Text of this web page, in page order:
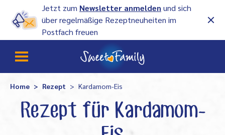
Jetzt zum Newsletter anmelden und sich
über regelmäßige Rezeptneuheiten im
Postfach freuen
Home Rezept Kardamom-Eis
Rezept für Kardamom-